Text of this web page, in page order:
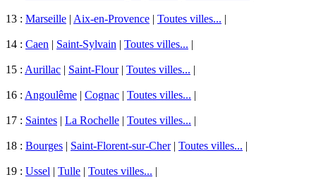
13 : Marseille | Aix-en-Provence | Toutes villes... |
14 : Caen | Saint-Sylvain | Toutes villes... |
15 : Aurillac | Saint-Flour| Toutes villes... |
16 : Angoulême | Cognac | Toutes villes... |
17 : Saintes | La Rochelle | Toutes villes... |
18 : Bourges | Saint-Florent-sur-Cher| Toutes villes... |
19 : Ussel | Tulle | Toutes villes... |